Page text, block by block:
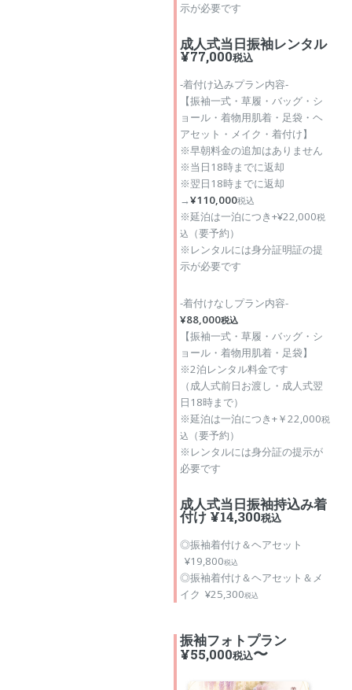
示が必要です
成人式当日振袖レンタル
¥77,000税込
‐着付け込みプラン内容‐
【振袖一式・草履・バッグ・シ
ョール・着物用肌着・足袋・ヘ
アセット・メイク・着付け】
※早朝料金の追加はありません
※当日18時までに返却
※翌日18時までに返却
→¥110,000税込
※延泊は一泊につき+¥22,000税
込
（要予約）
※レンタルには身分証明証の提
示が必要です
-着付けなしプラン内容-
¥88,000税込
【振袖一式・草履・バッグ・シ
ョール・着物用肌着・足袋】
※2泊レンタル料金です
（成人式前日お渡し・成人式翌
日18時まで）
※延泊は一泊につき+￥22,000税
込
（要予約）
※レンタルには身分証の提示が
必要です
成人式当日振袖持込み着
付け ¥14,300税込
◎振袖着付け＆ヘアセット
¥19,800税込
◎振袖着付け＆ヘアセット＆メ
イク ¥25,300税込
振袖フォトプラン
¥55,000税込〜